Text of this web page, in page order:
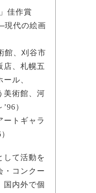
佳作賞
現代の絵画
館、刈谷市
店、札幌五
ル、
館、河
）
ギャラ
して活動を
・コンクー
国内外で個